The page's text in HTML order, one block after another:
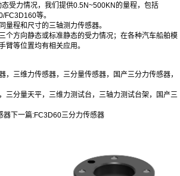
受力情况，我们提供0.5N~500KN的量程， 包括
FC3D160等。
量程和尺寸的三轴测力传感器。
个方向静态或标准静态的受力情况；在各种汽车船舶模
臂等位置均有相关应用。
，三维力传感器，三分量传感器，
国产三分力传感器，
三分量天平，三维力测试台，三轴力测试台架，国产三
器 下一篇:FC3D60三分力传感器